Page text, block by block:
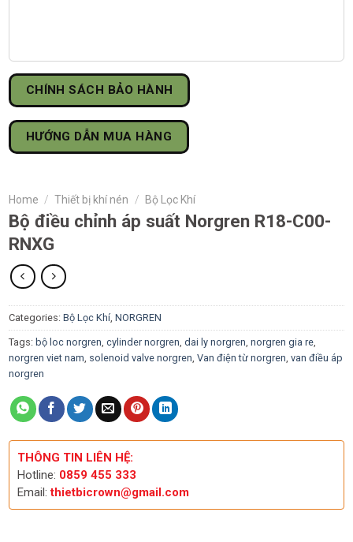
CHÍNH SÁCH BẢO HÀNH
HƯỚNG DẪN MUA HÀNG
Home / Thiết bị khí nén / Bộ Lọc Khí
Bộ điều chỉnh áp suất Norgren R18-C00-
RNXG
Categories: Bộ Lọc Khí, NORGREN
Tags: bộ loc norgren, cylinder norgren, dai ly norgren, norgren gia re,
norgren viet nam, solenoid valve norgren, Van điện từ norgren, van điều áp
norgren
THÔNG TIN LIÊN HỆ:
Hotline: 0859 455 333
Email:thietbicrown@gmail.com